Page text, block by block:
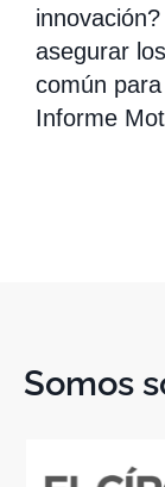
asegurar
común
Informe
Somos